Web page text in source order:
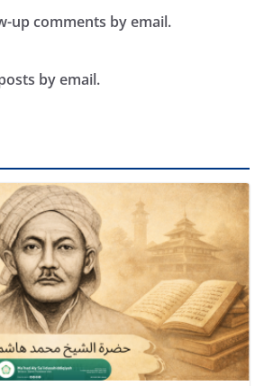
up comments by email.
by email.